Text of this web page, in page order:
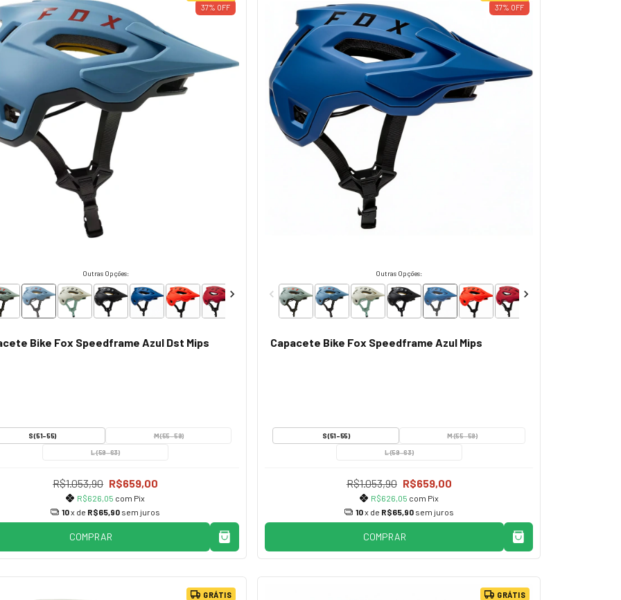
37% OFF
Outras Opções:
Bike Fox Speedframe Azul Dst Mips
S (51-55)
M (55-59)
L (59-63)
R$1.053,90 R$659,00
R$626,05 com Pix
10x de R$65,90 sem juros
COMPRAR
37% OFF
Outras Opções:
Capacete Bike Fox Speedframe Azul Mips
S (51-55)
M (55-59)
L (59-63)
R$1.053,90 R$659,00
R$626,05 com Pix
10x de R$65,90 sem juros
COMPRAR
GRÁTIS GRÁTIS